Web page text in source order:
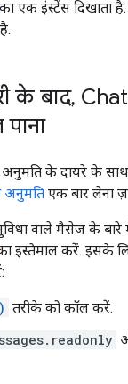
का एक इंस्टेंस दिखाता
के बाद,
के दायरे के साथ
अनुमति एक बार लेना
वाले मैसेज के बारे
इस्तेमाल करें. इसके
तरीके को कॉल करें.